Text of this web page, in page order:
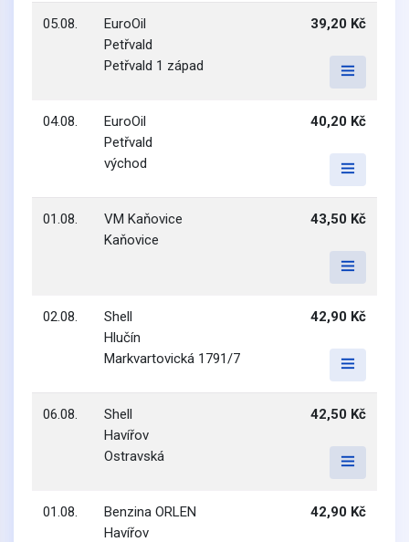
05.08.
EuroOil
Petřvald
Petřvald 1 západ
39,20 Kč
04.08.
EuroOil
Petřvald
východ
40,20 Kč
01.08.
VM Kaňovice
Kaňovice
43,50 Kč
02.08.
Shell
Hlučín
Markvartovická 1791/7
42,90 Kč
06.08.
Shell
Havířov
Ostravská
42,50 Kč
01.08.
Benzina ORLEN
Havířov
42,90 Kč